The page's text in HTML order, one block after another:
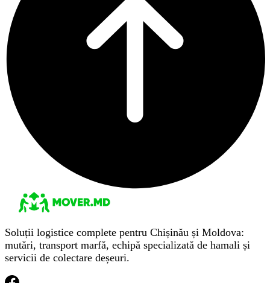
Soluții logistice complete pentru Chișinău și Moldova:
mutări, transport marfă, echipă specializată de hamali și
servicii de colectare deșeuri.